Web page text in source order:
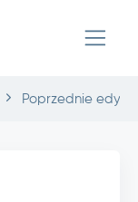
Poprzednie